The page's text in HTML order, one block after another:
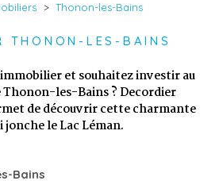
> Thonon-les-Bains
THONON-LES-BAINS
et souhaitez investir au
Thonon-les-Bains ? Decordier
de découvrir cette charmante
jonche le Lac Léman.
Bains